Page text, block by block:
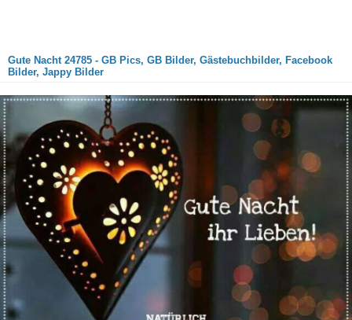
Gute Nacht 24785 - GB Pics, GB Bilder, Gästebuchbilder, Facebook
Bilder, Jappy Bilder